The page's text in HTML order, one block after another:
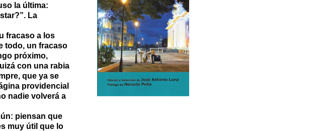
la última:
La
fracaso a los
todo, un fracaso
próximo,
con una rabia
que ya se
providencial
nadie volverá a
piensan que
muy útil que lo